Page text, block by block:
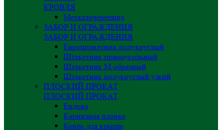
КРОВЛЯ
Металлочерепица
ЗАБОР И ОГРАЖДЕНИЯ
ЗАБОР И ОГРАЖДЕНИЯ
Евроштакетник полукруглый
Штакетник прямоугольный
Штакетник М-образный
Штакетник полукруглый узкий
ПЛОСКИЙ ПРОКАТ
ПЛОСКИЙ ПРОКАТ
Ендова
Карнизная планка
Конёк для крыши